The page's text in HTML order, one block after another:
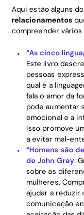
Aqui estão alguns
relacionamentos
compreender
“As cinco
Este livro
pessoas
qual é a
fala o amor da
pode aumentar
emocional e a
Isso promove
a evitar mal-
“Homens são
de John Gray:
sobre as
mulheres.
ajudar a reduzir
comunicação